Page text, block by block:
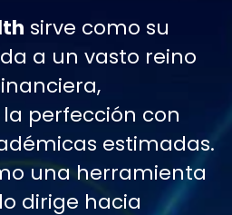
sirve como su
a un vasto reino
perfección con
estimadas.
una herramienta
dirige hacia